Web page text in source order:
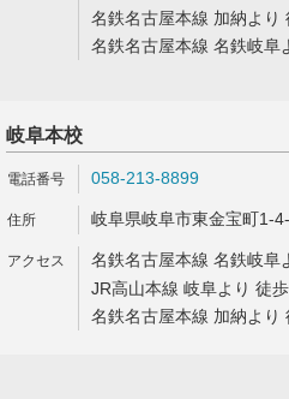
名鉄名古屋本線 加納より
名鉄名古屋本線 名鉄岐阜
岐阜本校
058-213-8899
岐阜県岐阜市東金宝町1-
名鉄名古屋本線 名鉄岐阜
JR高山本線 岐阜より 徒
名鉄名古屋本線 加納より